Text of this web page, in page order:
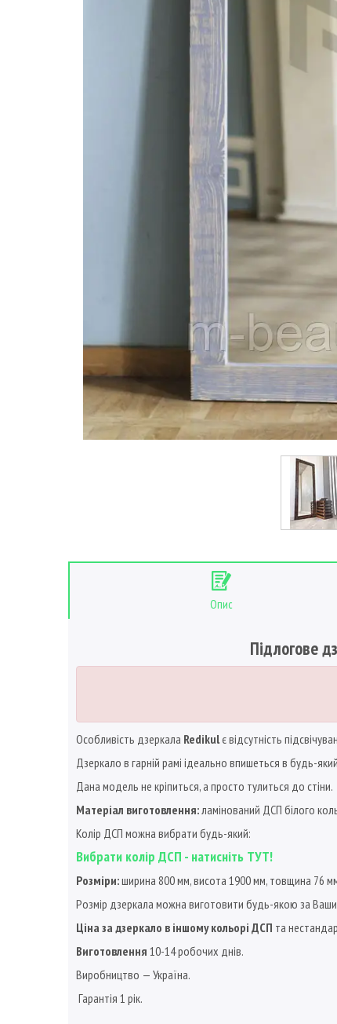
Опис
Підлогове
Особливість дзеркала Redikulє відсутність
Дзеркало в гарній рамі ідеально впишеться в будь-
Дана модель не кріпиться, а просто тулиться до стіни.
Матеріал виготовлення:ламінований ДСП білого
Колір ДСП можна вибрати будь-який:
Вибрати колір ДСП - натисніть ТУТ!
Розміри:ширина 800 мм, висота 1900 мм, товщина 76
Розмір дзеркала можна виготовити будь-якою за
Ціна за дзеркало в іншому кольорі ДСП та
Виготовлення 10-14 робочих днів.
Виробництво — Україна.
Гарантія 1 рік.